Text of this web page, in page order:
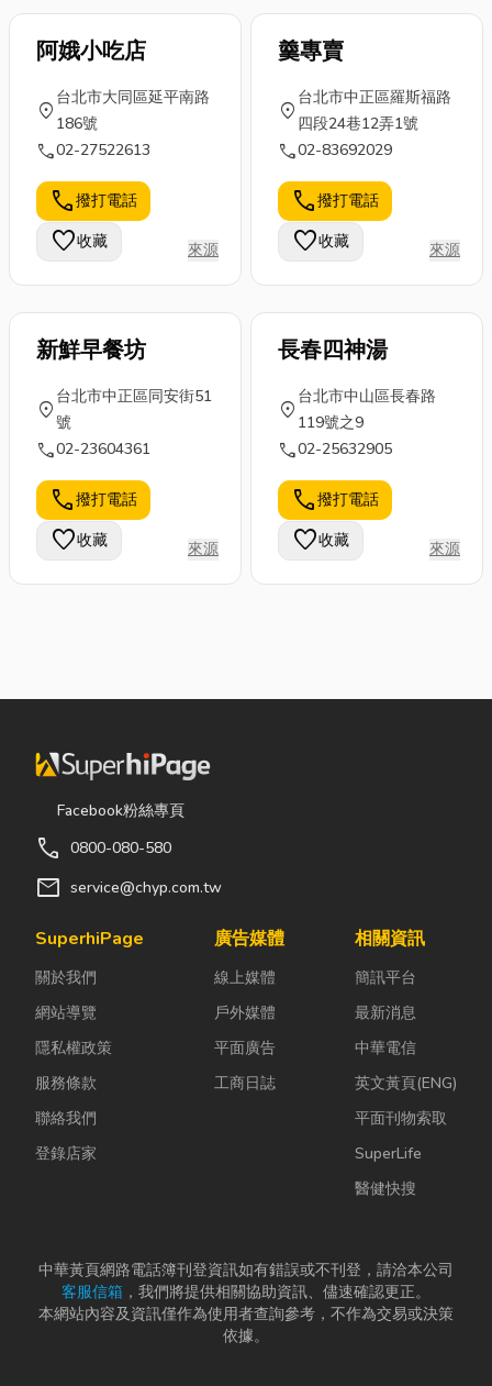
合...
阿娥小吃店
location_on
台北市大同區延平南路
186號
call02-27522613
call撥打電話
favorite收藏 來源
羹專賣
location_on
台北市中正區羅斯福路
四段24巷12弄1號
call02-83692029
call撥打電話
favorite收藏 來源
新鮮早餐坊
location_on
台北市中正區同安街51
號
call02-23604361
call撥打電話
favorite收藏 來源
長春四神湯
location_on
台北市中山區長春路
119號之9
call02-25632905
call撥打電話
favorite收藏 來源
Facebook粉絲專頁
call 0800-080-580
mail service@chyp.com.tw
SuperhiPage
關於我們
網站導覽
隱私權政策
服務條款
聯絡我們
登錄店家
廣告媒體
線上媒體
戶外媒體
平面廣告
工商日誌
相關資訊
簡訊平台
最新消息
中華電信
英文黃頁(ENG)
平面刊物索取
SuperLife
醫健快搜
中華黃頁網路電話簿刊登資訊如有錯誤或不刊登，請洽本公司
客服信箱 ，我們將提供相關協助資訊、儘速確認更正。
本網站內容及資訊僅作為使用者查詢參考，不作為交易或決策
依據。